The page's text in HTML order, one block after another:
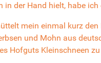
in der Hand hielt, habe
mein einmal kurz
und Mohn aus
Hofguts Kleinschneen